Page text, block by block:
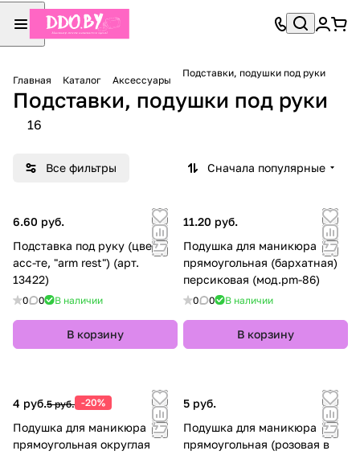
Главная Каталог Аксессуары
Подставки, подушки под руки
Подставки, подушки под руки
16
Все фильтры Сначала популярные
6.60 руб.
Подставка под руку (цвет в
асс-те, "arm rest") (арт.
13422)
0 0 В наличии
В корзину
11.20 руб.
Подушка для маникюра
прямоугольная (бархатная)
персиковая (мод.pm-86)
0 0 В наличии
В корзину
4 руб.5 руб. -20%
Подушка для маникюра
прямоугольная округлая
5 руб.
Подушка для маникюра
прямоугольная (розовая в